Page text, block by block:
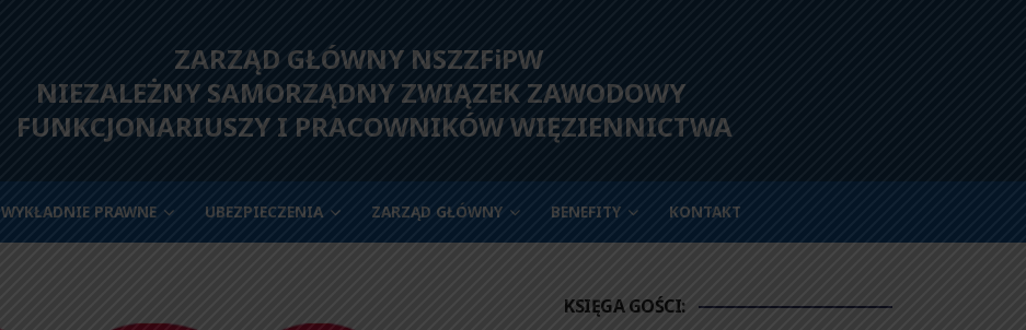
ZARZĄD GŁÓWNY NSZZFiPW
NIEZALEŻNY SAMORZĄDNY ZWIĄZEK ZAWODOWY
FUNKCJONARIUSZY I PRACOWNIKÓW WIĘZIENNICTWA
WYKŁADNIE PRAWNE UBEZPIECZENIA ZARZĄD GŁÓWNY BENEFITY KONTAKT
KSIĘGA GOŚCI: